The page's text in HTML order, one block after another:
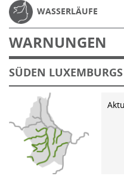
WASSERLÄUFE
WARNUNGEN
SÜDEN LUXEMBURGS